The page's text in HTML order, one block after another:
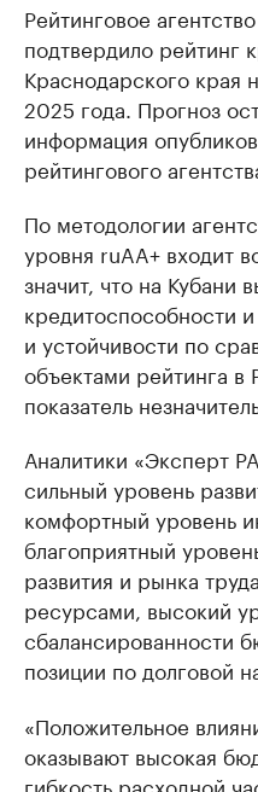
Рейтинговое
подтвердило рейтинг
Краснодарского края
2025 года. Прогноз
информация
рейтингового
По методологии
уровня ruAA+ входит
значит, что на Кубани
кредитоспособности
и устойчивости по
объектами рейтинга
показатель
Аналитики «Эксперт
сильный уровень
комфортный уровень
благоприятный
развития и рынка
ресурсами, высокий
сбалансированности
позиции по долговой
«Положительное
оказывают высокая
гибкость расходной